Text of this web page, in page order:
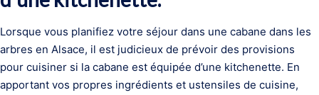
Lorsque vous planifiez votre séjour dans une cabane dans les
arbres en Alsace, il est judicieux de prévoir des provisions
pour cuisiner si la cabane est équipée d’une kitchenette. En
apportant vos propres ingrédients et ustensiles de cuisine,